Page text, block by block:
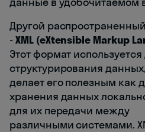
Другой
-XML (eXtensible Markup
Этот формат используется
структурирования
делает его полезным как
хранения данных
для их передачи между
различными системами.